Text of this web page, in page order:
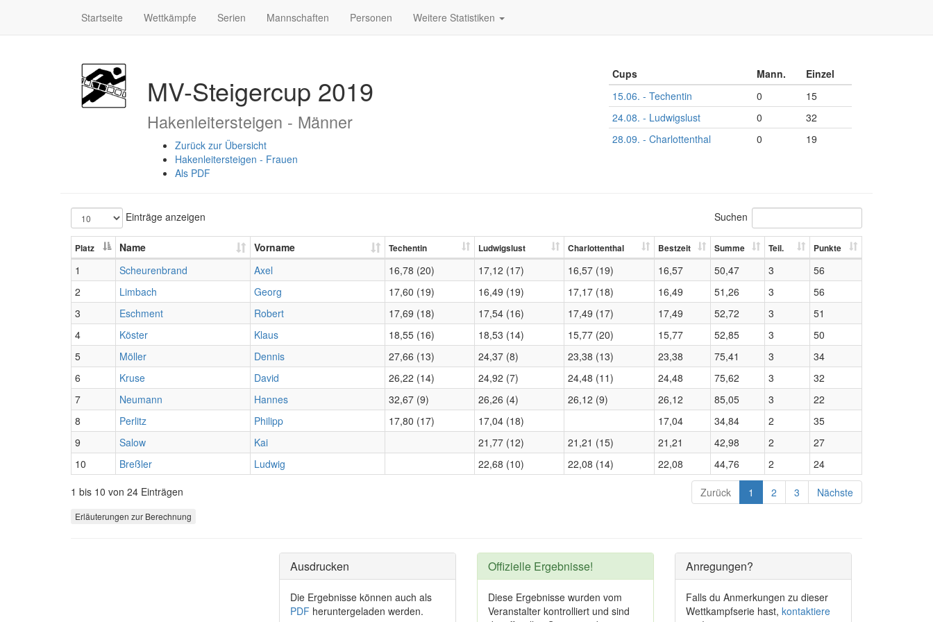
Startseite Wettkämpfe Serien Mannschaften Personen Weitere Statistiken
MV-Steigercup 2019
Hakenleitersteigen - Männer
Zurück zur Übersicht
Hakenleitersteigen - Frauen
Als PDF
Cups Mann.
Einzel
15.06. - Techentin
0
15
24.08. - Ludwigslust
0
32
28.09. - Charlottenthal
0 19
Einträge anzeigen Suchen
Platz Name Vorname Techentin Ludwigslust Charlottenthal Bestzeit Summe Teil. Punkte
1 Scheurenbrand Axel 16,78 (20) 17,12 (17) 16,57 (19) 16,57 50,47 3
56
2
Limbach Georg 17,60 (19) 16,49 (19) 17,17 (18) 16,49 51,26 3
56
3
Eschment Robert 17,69 (18) 17,54 (16) 17,49 (17) 17,49 52,72 3
51
4
Köster Klaus 18,55 (16) 18,53 (14) 15,77 (20) 15,77 52,85 3
50
5
Möller Dennis 27,66 (13) 24,37 (8) 23,38 (13) 23,38 75,41 3
34
6
Kruse David 26,22 (14) 24,92 (7) 24,48 (11) 24,48 75,62 3
32
7
Neumann Hannes 32,67 (9) 26,26 (4) 26,12 (9) 26,12 85,05 3
22
8
Perlitz Philipp 17,80 (17) 17,04 (18) 17,04 34,84 2
35
9
Salow Kai 21,77 (12) 21,21 (15) 21,21 42,98 2
27
10
Breßler Ludwig 22,68 (10) 22,08 (14) 22,08 44,76 2
24
1 bis 10 von 24 Einträgen
Zurück 1 2 3 Nächste
Erläuterungen zur Berechnung
Anregungen?
Falls du Anmerkungen zu dieser
Wettkampfserie hast, kontaktiere
Offizielle Ergebnisse!
Diese Ergebnisse wurden vom
Veranstalter kontrolliert und sind
Ausdrucken
Die Ergebnisse können auch als
PDF heruntergeladen werden.